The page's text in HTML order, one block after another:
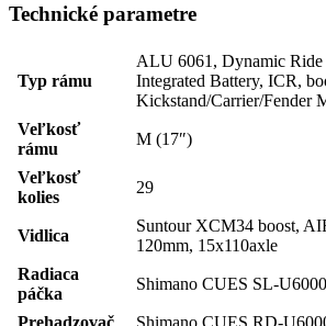
Technické parametre
Typ rámu
ALU 6061, Dynamic Ride
Integrated Battery, ICR,
Kickstand/Carrier/Fender
Veľkosť
rámu
M (17″)
Veľkosť
kolies
29
Vidlica
Suntour XCM34 boost,
120mm, 15x110axle
Radiaca
páčka
Shimano CUES SL-
Prehadzovač Shimano CUES RD-